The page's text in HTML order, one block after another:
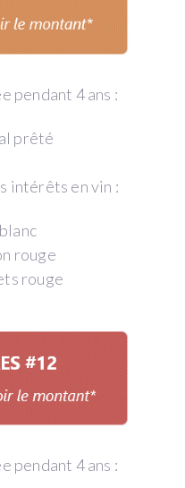
pendant 4 ans :
prêté
intérêts en vin :
rouge
rouge
pendant 4 ans :